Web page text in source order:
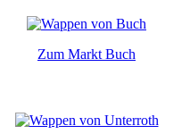
Zum Markt Buch